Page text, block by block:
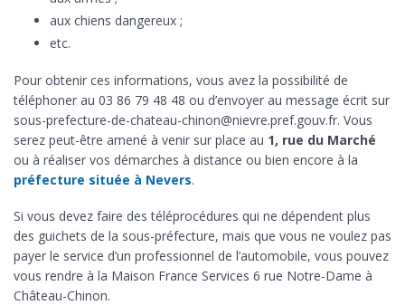
aux chiens dangereux ;
etc.
Pour obtenir ces informations, vous avez la possibilité de
téléphoner au 03 86 79 48 48 ou d’envoyer au message écrit sur
sous-prefecture-de-chateau-chinon@nievre.pref.gouv.fr. Vous
serez peut-être amené à venir sur place au 1, rue du Marché
ou à réaliser vos démarches à distance ou bien encore à la
préfecture située à Nevers.
Si vous devez faire des téléprocédures qui ne dépendent plus
des guichets de la sous-préfecture, mais que vous ne voulez pas
payer le service d’un professionnel de l’automobile, vous pouvez
vous rendre à la Maison France Services 6 rue Notre-Dame à
Château-Chinon.